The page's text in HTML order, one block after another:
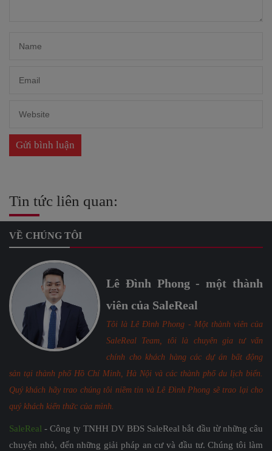
Tin tức liên quan:
VỀ CHÚNG TÔI
Lê Đình Phong - một thành
viên của SaleReal
Tôi là Lê Đình Phong - Một thành viên của
SaleReal Team, tôi là chuyên gia tư vấn
chính cho khách hàng các dự án bất động
sản tại thành phố Hồ Chí Minh, Hà Nội và các thành phố du lịch biển.
Quý khách hãy trao chúng tôi niềm tin và Lê Đình Phong sẽ trao lại cho
quý khách kiến thức của mình.
SaleReal - Công ty TNHH DV BĐS SaleReal bắt đầu từ những câu
chuyện nhỏ, đến những giải pháp an cư và đầu tư. Chúng tôi làm